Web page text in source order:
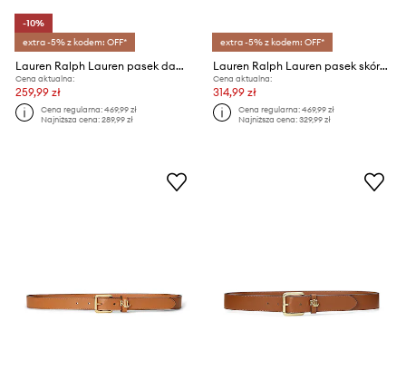
-10%
extra -5% z kodem: OFF*
Lauren Ralph Lauren pasek damski skórzany
Cena aktualna:
259,99 zł
Cena regularna:469,99 zł
Najniższa cena:289,99 zł
extra -5% z kodem: OFF*
Lauren Ralph Lauren pasek skórzany dwustronny
Cena aktualna:
314,99 zł
Cena regularna:469,99 zł
Najniższa cena:329,99 zł